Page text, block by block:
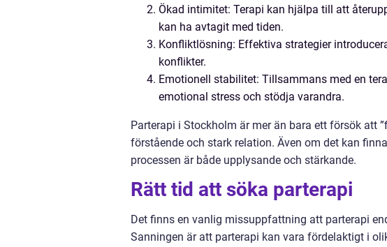
Ökad intimitet: Terapi kan hjälpa till att
kan ha avtagit med tiden.
Konfliktlösning: Effektiva strategier
konflikter.
Emotionell stabilitet: Tillsammans med en
emotional stress och stödja varandra.
Parterapi i Stockholm är mer än bara ett försök att
förstående och stark relation. Även om det kan
processen är både upplysande och stärkande.
Rätt tid att söka parterapi
Det finns en vanlig missuppfattning att parterapi
Sanningen är att parterapi kan vara fördelaktigt i